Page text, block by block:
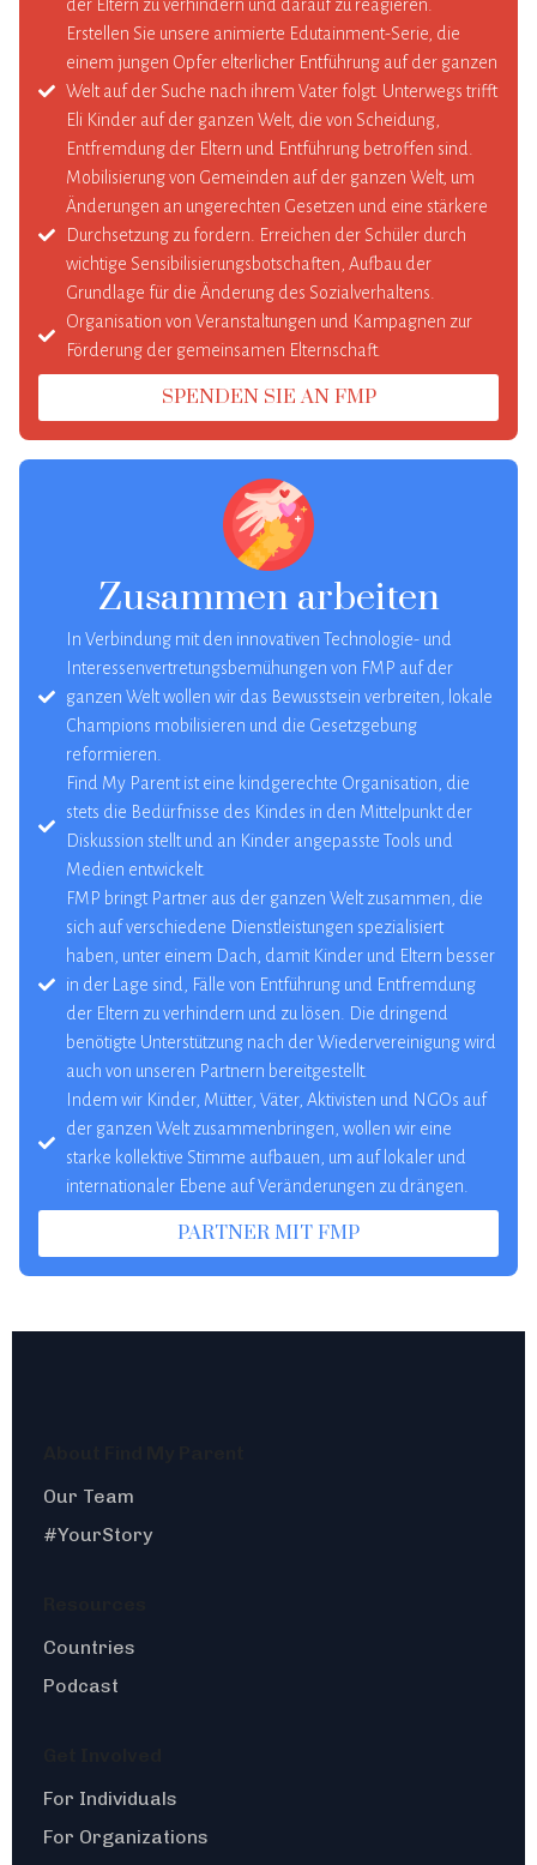
der Eltern zu verhindern und darauf zu reagieren.
Erstellen Sie unsere animierte Edutainment-Serie, die
einem jungen Opfer elterlicher Entführung auf der ganzen
Welt auf der Suche nach ihrem Vater folgt. Unterwegs trifft
Eli Kinder auf der ganzen Welt, die von Scheidung,
Entfremdung der Eltern und Entführung betroffen sind.
Mobilisierung von Gemeinden auf der ganzen Welt, um
Änderungen an ungerechten Gesetzen und eine stärkere
Durchsetzung zu fordern. Erreichen der Schüler durch
wichtige Sensibilisierungsbotschaften, Aufbau der
Grundlage für die Änderung des Sozialverhaltens.
Organisation von Veranstaltungen und Kampagnen zur
Förderung der gemeinsamen Elternschaft.
SPENDEN SIE AN FMP
Zusammen arbeiten
In Verbindung mit den innovativen Technologie- und
Interessenvertretungsbemühungen von FMP auf der
ganzen Welt wollen wir das Bewusstsein verbreiten, lokale
Champions mobilisieren und die Gesetzgebung
reformieren.
Find My Parent ist eine kindgerechte Organisation, die
stets die Bedürfnisse des Kindes in den Mittelpunkt der
Diskussion stellt und an Kinder angepasste Tools und
Medien entwickelt.
FMP bringt Partner aus der ganzen Welt zusammen, die
sich auf verschiedene Dienstleistungen spezialisiert
haben, unter einem Dach, damit Kinder und Eltern besser
in der Lage sind, Fälle von Entführung und Entfremdung
der Eltern zu verhindern und zu lösen. Die dringend
benötigte Unterstützung nach der Wiedervereinigung wird
auch von unseren Partnern bereitgestellt.
Indem wir Kinder, Mütter, Väter, Aktivisten und NGOs auf
der ganzen Welt zusammenbringen, wollen wir eine
starke kollektive Stimme aufbauen, um auf lokaler und
internationaler Ebene auf Veränderungen zu drängen.
PARTNER MIT FMP
Our Team
#YourStory
Countries
Podcast
For Individuals
For Organizations